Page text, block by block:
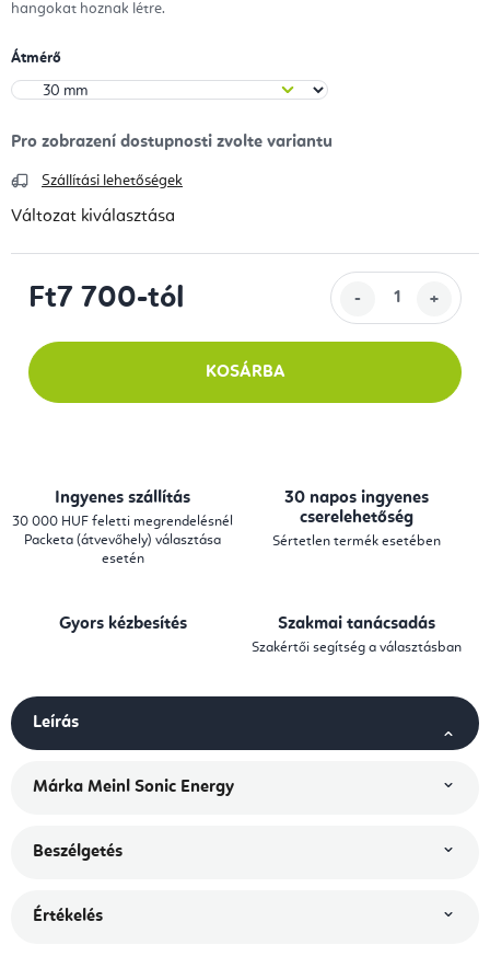
hangokat hoznak létre.
Átmérő
Szállítási lehetőségek
Változat kiválasztása
Ft7 700-tól
KOSÁRBA
Ingyenes szállítás
30 000 HUF feletti megrendelésnél
Packeta (átvevőhely) választása
esetén
30 napos ingyenes
cserelehetőség
Sértetlen termék esetében
Gyors kézbesítés Szakmai tanácsadás
Szakértői segítség a választásban
Leírás
Márka Meinl Sonic Energy
Beszélgetés
Értékelés